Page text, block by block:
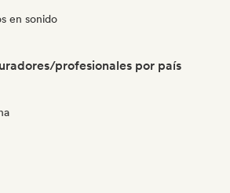
en sonido
profesionales por país